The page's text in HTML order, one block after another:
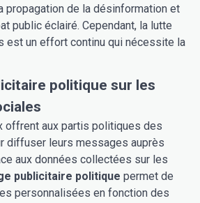
propagation de la désinformation et
public éclairé. Cependant, la lutte
est un effort continu qui nécessite la
politique sur les
offrent aux partis politiques des
diffuser leurs messages auprès
aux données collectées sur les
publicitaire politique permet de
personnalisées en fonction des